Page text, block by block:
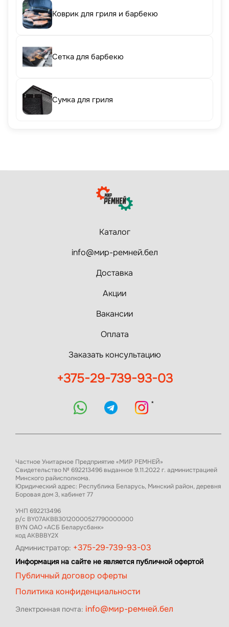
Коврик для гриля и барбекю
Сетка для барбекю
Сумка для гриля
Каталог
info@мир-ремней.бел
Доставка
Акции
Вакансии
Оплата
Заказать консультацию
+375-29-739-93-03
*
Частное Унитарное Предприятие «МИР РЕМНЕЙ»
Свидетельство № 692213496 выданное 9.11.2022 г. администрацией
Минского райисполкома.
Юридический адрес: Республика Беларусь, Минский район, деревня
Боровая дом 3, кабинет 77
УНП 692213496
р/с BY07AKBB30120000527790000000
BYN ОАО «АСБ Беларусбанк»
код AKBBBY2X
Администратор: +375-29-739-93-03
Информация на сайте не является публичной офертой
Публичный договор оферты
Политика конфиденциальности
Электронная почта: info@мир-ремней.бел